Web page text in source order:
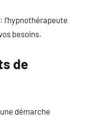
l’hypnothérapeute
besoins.
de
démarche